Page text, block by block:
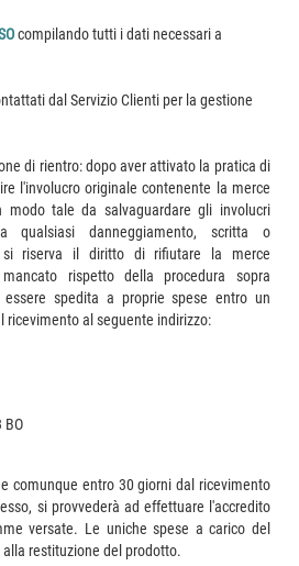
compilando tutti i dati necessari a
dal Servizio Clienti per la gestione
di rientro: dopo aver attivato la pratica di
l'involucro originale contenente la merce
tale da salvaguardare gli involucri
qualsiasi danneggiamento, scritta o
si riserva il diritto di rifiutare la merce
rispetto della procedura sopra
spedita a proprie spese entro un
ricevimento al seguente indirizzo:
BO
comunque entro 30 giorni dal ricevimento
si provvederà ad effettuare l'accredito
versate. Le uniche spese a carico del
restituzione del prodotto.